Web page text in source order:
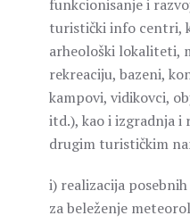
funkcionisanje i
turistički info centri,
arheološki lokaliteti,
rekreaciju, bazeni,
kampovi, vidikovci,
itd.), kao i izgradnja i
drugim turističkim
i) realizacija
za beleženje